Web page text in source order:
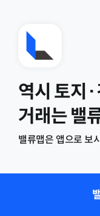
역시 토지
거래는 밸
밸류맵은 앱으로 보